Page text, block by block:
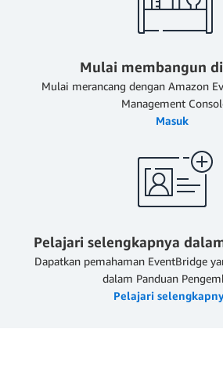
Mulai membangun
Mulai merancang dengan Amazon
Management
Masuk
Pelajari selengkapnya
Dapatkan pemahaman EventBridge
dalam Panduan
Pelajari